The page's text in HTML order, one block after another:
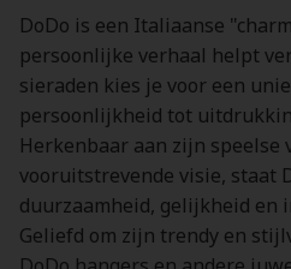
DoDo is een Italiaanse
persoonlijke verhaal helpt
sieraden kies je voor een
persoonlijkheid tot
Herkenbaar aan zijn speelse
vooruitstrevende visie, staat
duurzaamheid, gelijkheid en
Geliefd om zijn trendy en